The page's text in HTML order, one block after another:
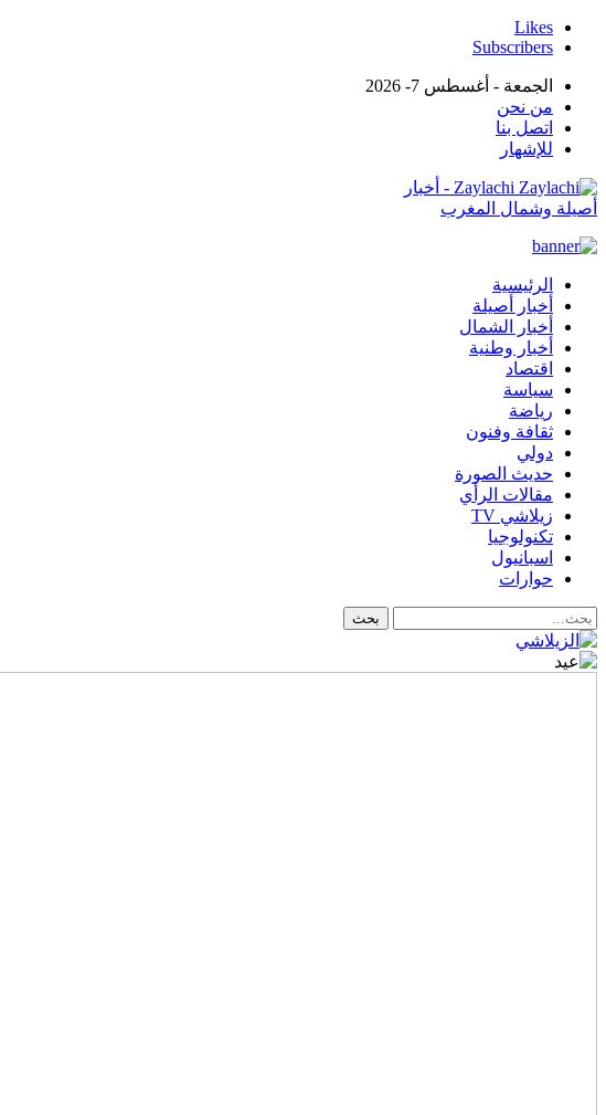
Likes
Subscribers
الجمعة - أغسطس 7- 2026
من نحن
اتصل بنا
للإشهار
Zaylachi - أخبار
أصيلة وشمال المغرب
الرئيسية
أخبار أصيلة
أخبار الشمال
أخبار وطنية
اقتصاد
سياسة
رياضة
ثقافة وفنون
دولي
حديث الصورة
مقالات الرأي
زيلاشي TV
تكنولوجيا
اسبانيول
حوارات